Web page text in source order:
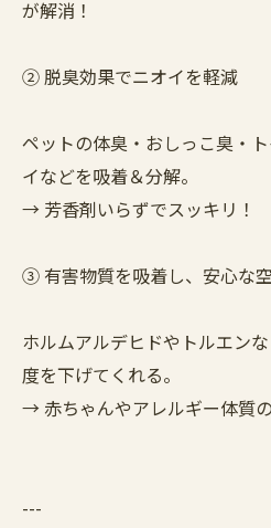
が解消！
② 脱臭効果でニオイを軽減
ペットの体臭・おしっこ臭・
イなどを吸着＆分解。
→ 芳香剤いらずでスッキリ！
③ 有害物質を吸着し、安心な
ホルムアルデヒドやトルエン
度を下げてくれる。
→ 赤ちゃんやアレルギー体質
---